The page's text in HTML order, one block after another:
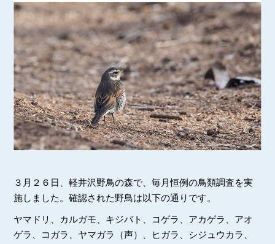
３月２６日、軽井沢野鳥の森で、毎月恒例の鳥類調査を実
施しました。確認された野鳥は以下の通りです。
ヤマドリ、カルガモ、キジバト、コゲラ、アカゲラ、アオ
ゲラ、コガラ、ヤマガラ（声）、ヒガラ、シジュウカラ、